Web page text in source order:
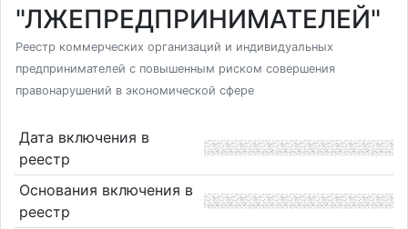
"ЛЖЕПРЕДПРИНИМАТЕЛЕЙ"
Реестр коммерческих организаций и индивидуальных
предпринимателей с повышенным риском совершения
правонарушений в экономической сфере
Дата включения в
реестр
Основания включения в
реестр